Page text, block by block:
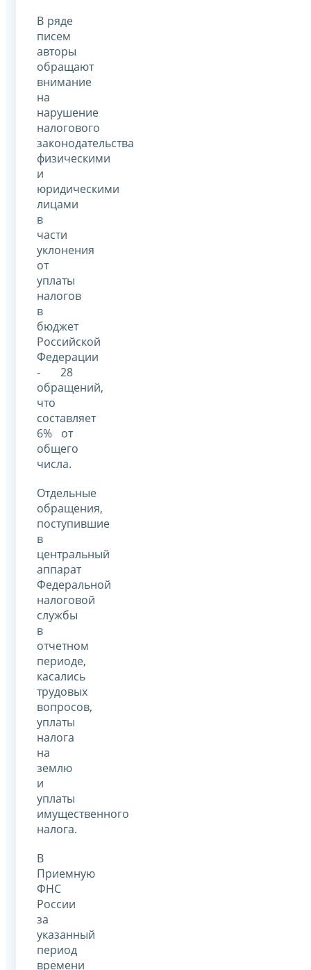
В ряде
писем
авторы
обращают
внимание
на
нарушение
налогового
законодательства
физическими
и
юридическими
лицами
в
части
уклонения
от
уплаты
налогов
в
бюджет
Российской
Федерации
- 28
обращений,
что
составляет
6% от
общего
числа.
Отдельные
обращения,
поступившие
в
центральный
аппарат
Федеральной
налоговой
службы
в
отчетном
периоде,
касались
трудовых
вопросов,
уплаты
налога
на
землю
и
уплаты
имущественного
налога.
В
Приемную
ФНС
России
за
указанный
период
времени